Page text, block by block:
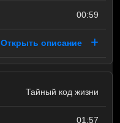
00:59
Открыть описание
Тайный код жизни
01:57